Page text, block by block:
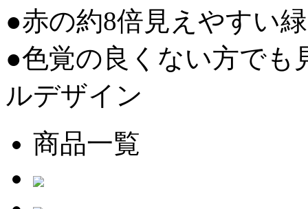
●赤の約8倍見えやすい
●色覚の良くない方でも
ルデザイン
商品一覧